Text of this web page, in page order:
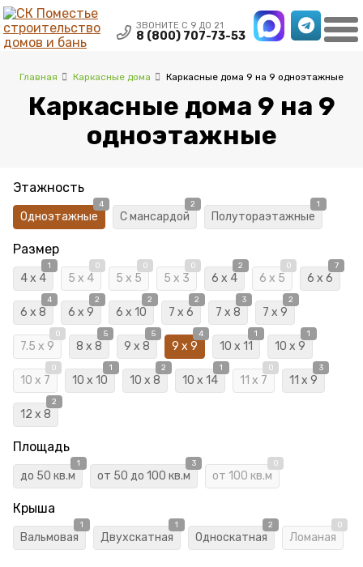
ЗВОНИТЕ С 9 ДО 21
8 (800) 707-73-53
Каркасные дома 9 на 9
одноэтажные
Главная Каркасные дома Каркасные дома 9 на 9 одноэтажные
×
Этажность
Одноэтажные
4
С мансардой
2
Полутораэтажные
1
Размер
4 x 4
1
5 x 4
0
5 x 5
0
5 x 3
0
6 x 4
2
6 x 5
0
6 x 6
7
6 x 8
4
6 x 9
2
6 x 10
2
7 x 6
2
7 x 8
3
7 x 9
2
7.5 x 9
0
8 x 8
5
9 x 8
5
9 x 9
4
10 x 11
1
10 x 9
1
10 x 7
0
10 x 10
1
10 x 8
2
10 x 14
1
11 x 7
0
11 x 9
3
12 х 8
2
Площадь
до 50 кв.м
1
от 50 до 100 кв.м
3
от 100 кв.м
0
Крыша
Вальмовая
1
Двухскатная
1
Односкатная
2
Ломаная
0